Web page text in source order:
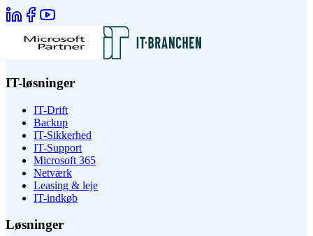
IT-løsninger
IT-Drift
Backup
IT-Sikkerhed
IT-Support
Microsoft 365
Netværk
Leasing & leje
IT-indkøb
Løsninger